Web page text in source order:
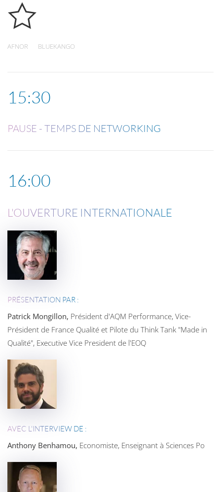
AFNOR BLUEKANGO
15:30
PAUSE - TEMPS DE NETWORKING
16:00
L'OUVERTURE INTERNATIONALE
PRÉSENTATION PAR :
Patrick Mongillon, Président d'AQM Performance, Vice-
Président de France Qualité et Pilote du Think Tank "Made in
Qualité", Executive Vice President de l'EOQ
AVEC L'INTERVIEW DE :
Anthony Benhamou, Economiste, Enseignant à Sciences Po